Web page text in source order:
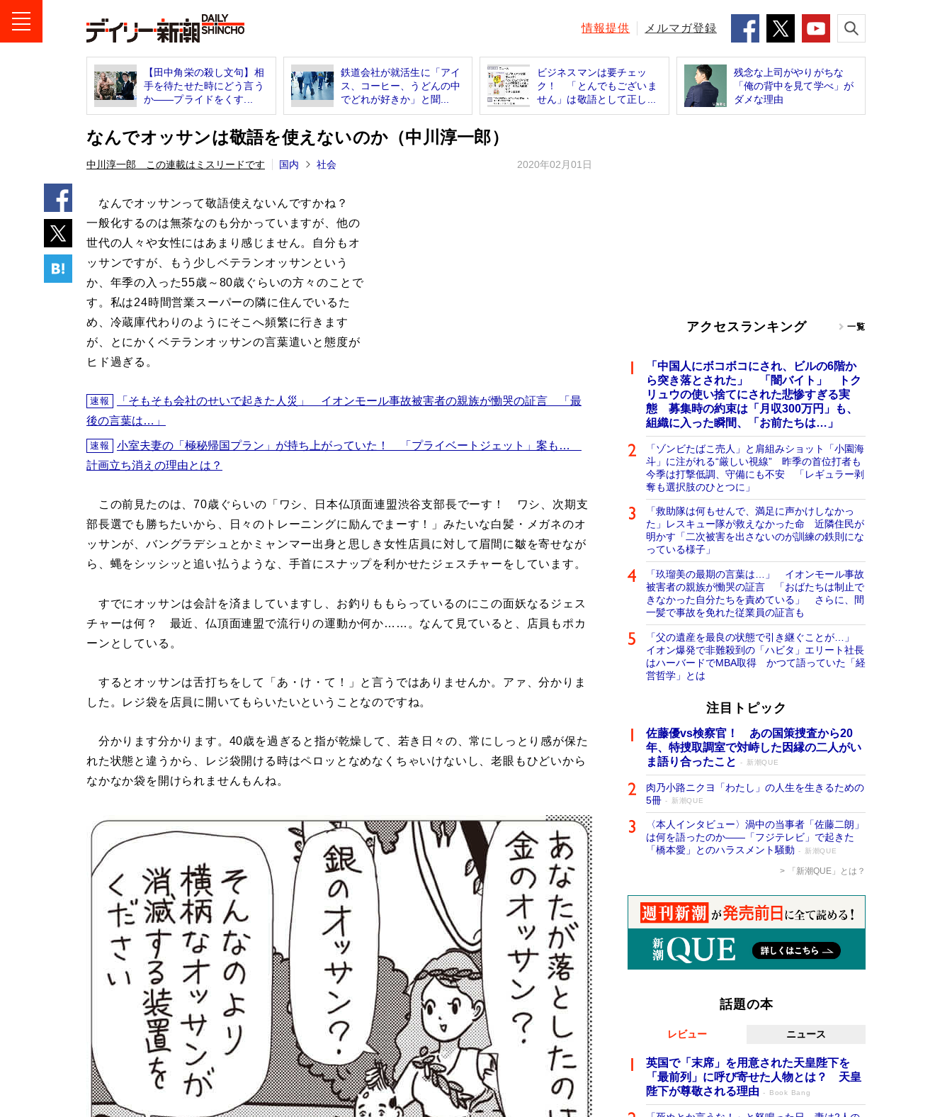
情報提供 メルマガ登録
【田中角栄の殺し文句】相
手を待たせた時にどう言う
か――プライドをくす...
鉄道会社が就活生に「アイ
ス、コーヒー、うどんの中
でどれが好きか」と聞...
ビジネスマンは要チェッ
ク！ 「とんでもございま
せん」は敬語として正し...
残念な上司がやりがちな
「俺の背中を見て学べ」が
ダメな理由
なんでオッサンは敬語を使えないのか（中川淳一郎）
中川淳一郎 この連載はミスリードです 国内 社会 2020年02月01日
なんでオッサンって敬語使えないんですかね？
一般化するのは無茶なのも分かっていますが、他の
世代の人々や女性にはあまり感じません。自分もオ
ッサンですが、もう少しベテランオッサンという
か、年季の入った55歳～80歳ぐらいの方々のことで
す。私は24時間営業スーパーの隣に住んでいるた
め、冷蔵庫代わりのようにそこへ頻繁に行きます
が、とにかくベテランオッサンの言葉遣いと態度が
ヒド過ぎる。
速報
「そもそも会社のせいで起きた人災」 イオンモール事故被害者の親族が慟哭の証言 「最
後の言葉は…」
速報
小室夫妻の「極秘帰国プラン」が持ち上がっていた！ 「プライベートジェット」案も…
計画立ち消えの理由とは？
この前見たのは、70歳ぐらいの「ワシ、日本仏頂面連盟渋谷支部長でーす！ ワシ、次期支
部長選でも勝ちたいから、日々のトレーニングに励んでまーす！」みたいな白髪・メガネのオ
ッサンが、バングラデシュとかミャンマー出身と思しき女性店員に対して眉間に皺を寄せなが
ら、蝿をシッシッと追い払うような、手首にスナップを利かせたジェスチャーをしています。
すでにオッサンは会計を済ましていますし、お釣りももらっているのにこの面妖なるジェス
チャーは何？ 最近、仏頂面連盟で流行りの運動か何か……。なんて見ていると、店員もポカ
ーンとしている。
するとオッサンは舌打ちをして「あ・け・て！」と言うではありませんか。アァ、分かりま
した。レジ袋を店員に開いてもらいたいということなのですね。
分かります分かります。40歳を過ぎると指が乾燥して、若き日々の、常にしっとり感が保た
れた状態と違うから、レジ袋開ける時はペロッとなめなくちゃいけないし、老眼もひどいから
なかなか袋を開けられませんもんね。
アクセスランキング 一覧
「中国人にボコボコにされ、ビルの6階か
ら突き落とされた」 「闇バイト」 トク
リュウの使い捨てにされた悲惨すぎる実
態 募集時の約束は「月収300万円」も、
組織に入った瞬間、「お前たちは…」
「ゾンビたばこ売人」と肩組みショット「小園海
斗」に注がれる“厳しい視線” 昨季の首位打者も
今季は打撃低調、守備にも不安 「レギュラー剥
奪も選択肢のひとつに」
「救助隊は何もせんで、満足に声かけしなかっ
た」レスキュー隊が救えなかった命 近隣住民が
明かす「二次被害を出さないのが訓練の鉄則にな
っている様子」
「玖瑠美の最期の言葉は…」 イオンモール事故
被害者の親族が慟哭の証言 「おばたちは制止で
きなかった自分たちを責めている」 さらに、間
一髪で事故を免れた従業員の証言も
「父の遺産を最良の状態で引き継ぐことが…」
イオン爆発で非難殺到の「ハビタ」エリート社長
はハーバードでMBA取得 かつて語っていた「経
営哲学」とは
注目トピック
佐藤優vs検察官！ あの国策捜査から20
年、特捜取調室で対峙した因縁の二人がい
ま語り合ったこと
新潮QUE
肉乃小路ニクヨ「わたし」の人生を生きるための
5冊
新潮QUE
〈本人インタビュー〉渦中の当事者「佐藤二朗」
は何を語ったのか――「フジテレビ」で起きた
「橋本愛」とのハラスメント騒動
新潮QUE
「新潮QUE」とは？
話題の本
レビュー ニュース
英国で「末席」を用意された天皇陛下を
「最前列」に呼び寄せた人物とは？ 天皇
陛下が尊敬される理由
Book Bang